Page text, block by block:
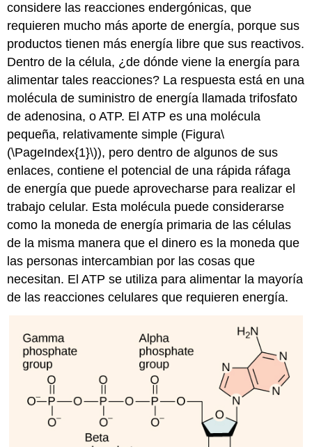
considere las reacciones endergónicas, que
requieren mucho más aporte de energía, porque sus
productos tienen más energía libre que sus reactivos.
Dentro de la célula, ¿de dónde viene la energía para
alimentar tales reacciones? La respuesta está en una
molécula de suministro de energía llamadatrifosfato
de adenosina, oATP. El ATP es una molécula
pequeña, relativamente simple (Figura\
(\PageIndex{1}\)), pero dentro de algunos de sus
enlaces, contiene el potencial de una rápida ráfaga
de energía que puede aprovecharse para realizar el
trabajo celular. Esta molécula puede considerarse
como la moneda de energía primaria de las células
de la misma manera que el dinero es la moneda que
las personas intercambian por las cosas que
necesitan. El ATP se utiliza para alimentar la mayoría
de las reacciones celulares que requieren energía.